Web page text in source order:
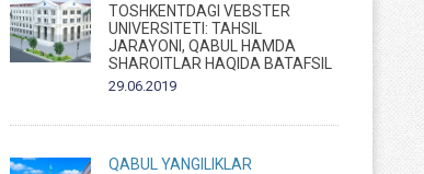
TOSHKENTDAGI VEBSTER
UNIVERSITETI: TAHSIL
JARAYONI, QABUL HAMDA
SHAROITLAR HAQIDA BATAFSIL
29.06.2019
QABUL
YANGILIKLAR